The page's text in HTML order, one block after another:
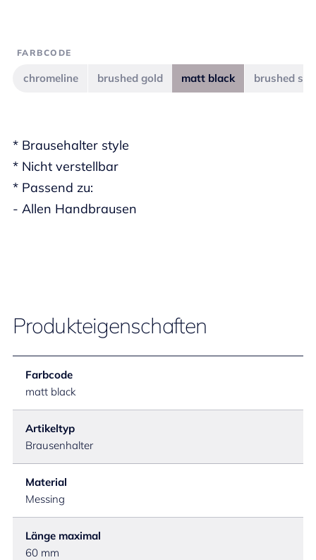
* Brausehalter style
* Nicht verstellbar
* Passend zu:
- Allen Handbrausen
FARBCODE
chromeline brushed gold matt black brushed
Produkteigenschaften
Farbcode
matt black
Artikeltyp
Brausenhalter
Material
Messing
Länge maximal
60 mm